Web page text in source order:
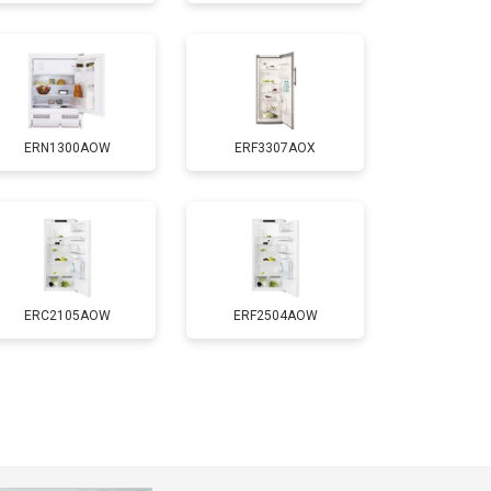
Заказать
2550 ₽ Заказать
1700 ₽ Заказать
4750 ₽
3650 ₽
ERN1300AOW ERF3307AOX
ERC2105AOW ERF2504AOW